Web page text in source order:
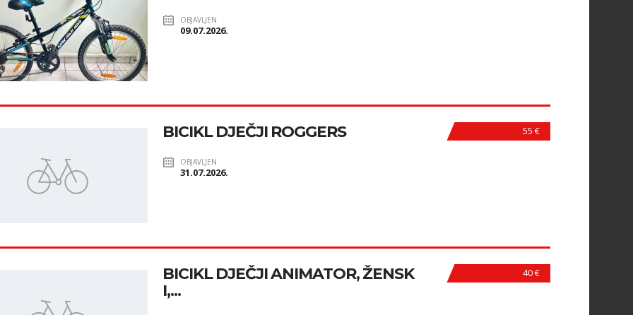
OBJAVLJEN
09.07.2026.
55 €
BICIKL DJEČJI ROGGERS
OBJAVLJEN
31.07.2026.
40 €
BICIKL DJEČJI ANIMATOR, ŽENSK
I,...